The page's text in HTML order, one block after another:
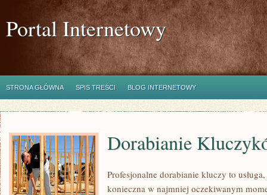
Portal Internetowy
STRONA GŁÓWNA SPIS TREŚCI BLOG INTERNETOWY
Dorabianie
Profesjonalne dorabianie kluczy to
konieczna w najmniej oczekiwanym